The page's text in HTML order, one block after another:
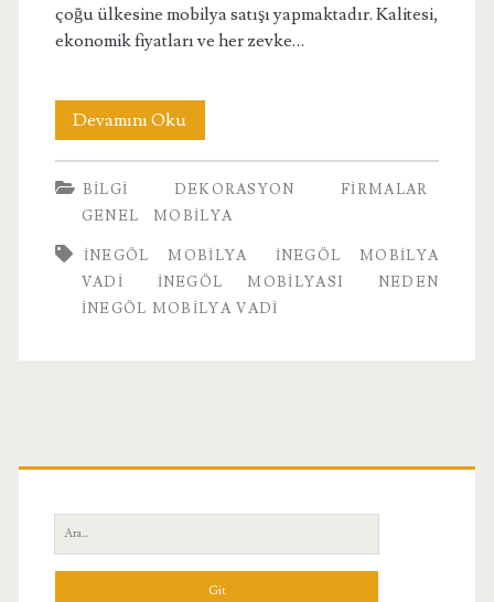
çoğu ülkesine mobilya satışı yapmaktadır. Kalitesi,
ekonomik fiyatları ve her zevke…
Devamını Okuİnegöl
Mobilya
Vadi
BILGI DEKORASYON
FIRMALAR
GENEL
MOBILYA
INEGÖL MOBILYA
INEGÖL MOBILYA
VADI
INEGÖL MOBILYASI
NEDEN
İNEGÖL MOBILYA VADI
Birincil
Yan
Menü
Ara: